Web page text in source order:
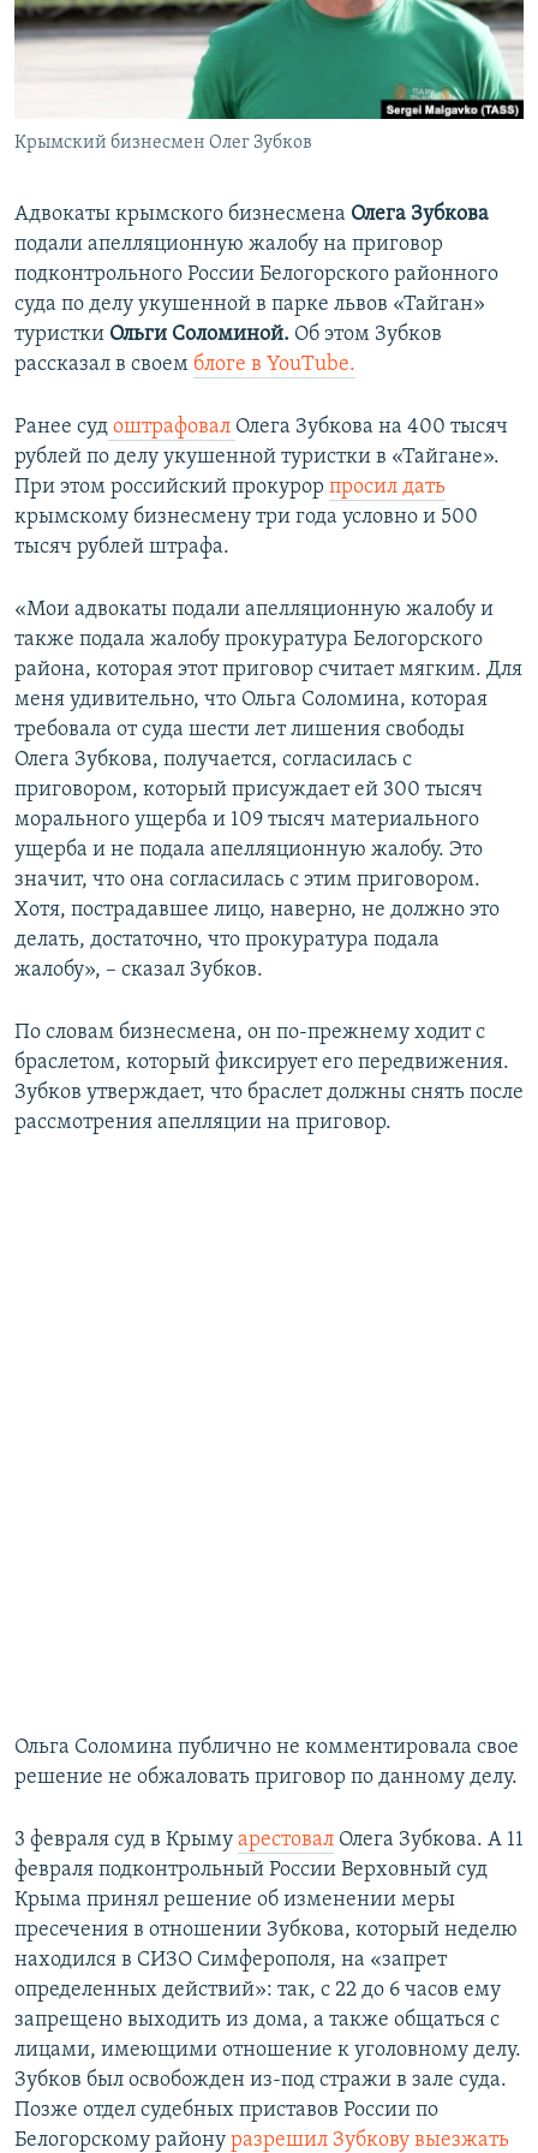
ПОБЕДИТЕЛЕЙ НЕ СУДЯТ?
КРЫМ.НЕПОКОРЕННЫЙ
УКРАИНСКАЯ ПРОБЛЕМА КРЫМА
ПРИСОЕДИНЯЙТЕСЬ!
Крымский бизнесмен Олег Зубков
Адвокаты крымского бизнесмена Олега Зубкова
подали апелляционную жалобу на приговор
подконтрольного России Белогорского районного
суда по делу укушенной в парке львов «Тайган»
туристки Ольги Соломиной. Об этом Зубков
рассказал в своем блоге в YouTube.
Ранее суд оштрафовал Олега Зубкова на 400 тысяч
рублей по делу укушенной туристки в «Тайгане».
При этом российский прокурор просил дать
крымскому бизнесмену три года условно и 500
тысяч рублей штрафа.
«Мои адвокаты подали апелляционную жалобу и
также подала жалобу прокуратура Белогорского
района, которая этот приговор считает мягким. Для
меня удивительно, что Ольга Соломина, которая
требовала от суда шести лет лишения свободы
Олега Зубкова, получается, согласилась с
приговором, который присуждает ей 300 тысяч
морального ущерба и 109 тысяч материального
ущерба и не подала апелляционную жалобу. Это
значит, что она согласилась с этим приговором.
Хотя, пострадавшее лицо, наверно, не должно это
делать, достаточно, что прокуратура подала
жалобу», – сказал Зубков.
По словам бизнесмена, он по-прежнему ходит с
браслетом, который фиксирует его передвижения.
Зубков утверждает, что браслет должны снять после
рассмотрения апелляции на приговор.
Ольга Соломина публично не комментировала свое
решение не обжаловать приговор по данному делу.
3 февраля суд в Крыму арестовал Олега Зубкова. А 11
февраля подконтрольный России Верховный суд
Крыма принял решение об изменении меры
пресечения в отношении Зубкова, который неделю
находился в СИЗО Симферополя, на «запрет
определенных действий»: так, с 22 до 6 часов ему
запрещено выходить из дома, а также общаться с
лицами, имеющими отношение к уголовному делу.
Зубков был освобожден из-под стражи в зале суда.
Позже отдел судебных приставов России по
Белогорскому району разрешил Зубкову выезжать